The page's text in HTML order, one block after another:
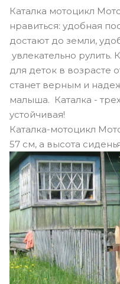
Каталка мотоцикл
нравиться: удобная
достают до земли,
увлекательно рулить.
для деток в возрасте
станет верным и
малыша. Каталка -
устойчивая!
Каталка-мотоцикл
57 см, а высота